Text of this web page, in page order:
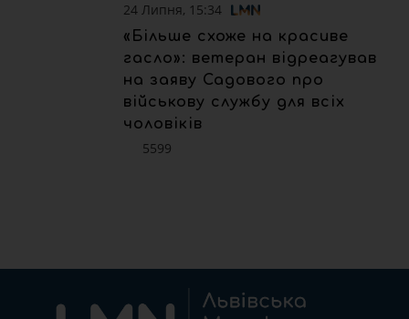
24 Липня, 15:34
«Більше схоже на красиве
гасло»: ветеран відреагував
на заяву Садового про
військову службу для всіх
чоловіків
5599